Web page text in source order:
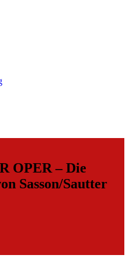
OPER – Die
Sasson/Sautter